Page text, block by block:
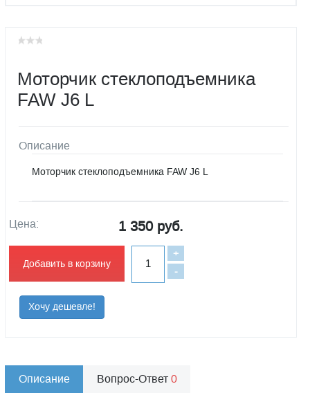
Моторчик стеклоподъемника
FAW J6 L
Описание
Моторчик стеклоподъемника FAW J6 L
Цена: 1 350 руб.
Добавить в корзину
-
+
Хочу дешевле!
Описание Вопрос-Ответ0